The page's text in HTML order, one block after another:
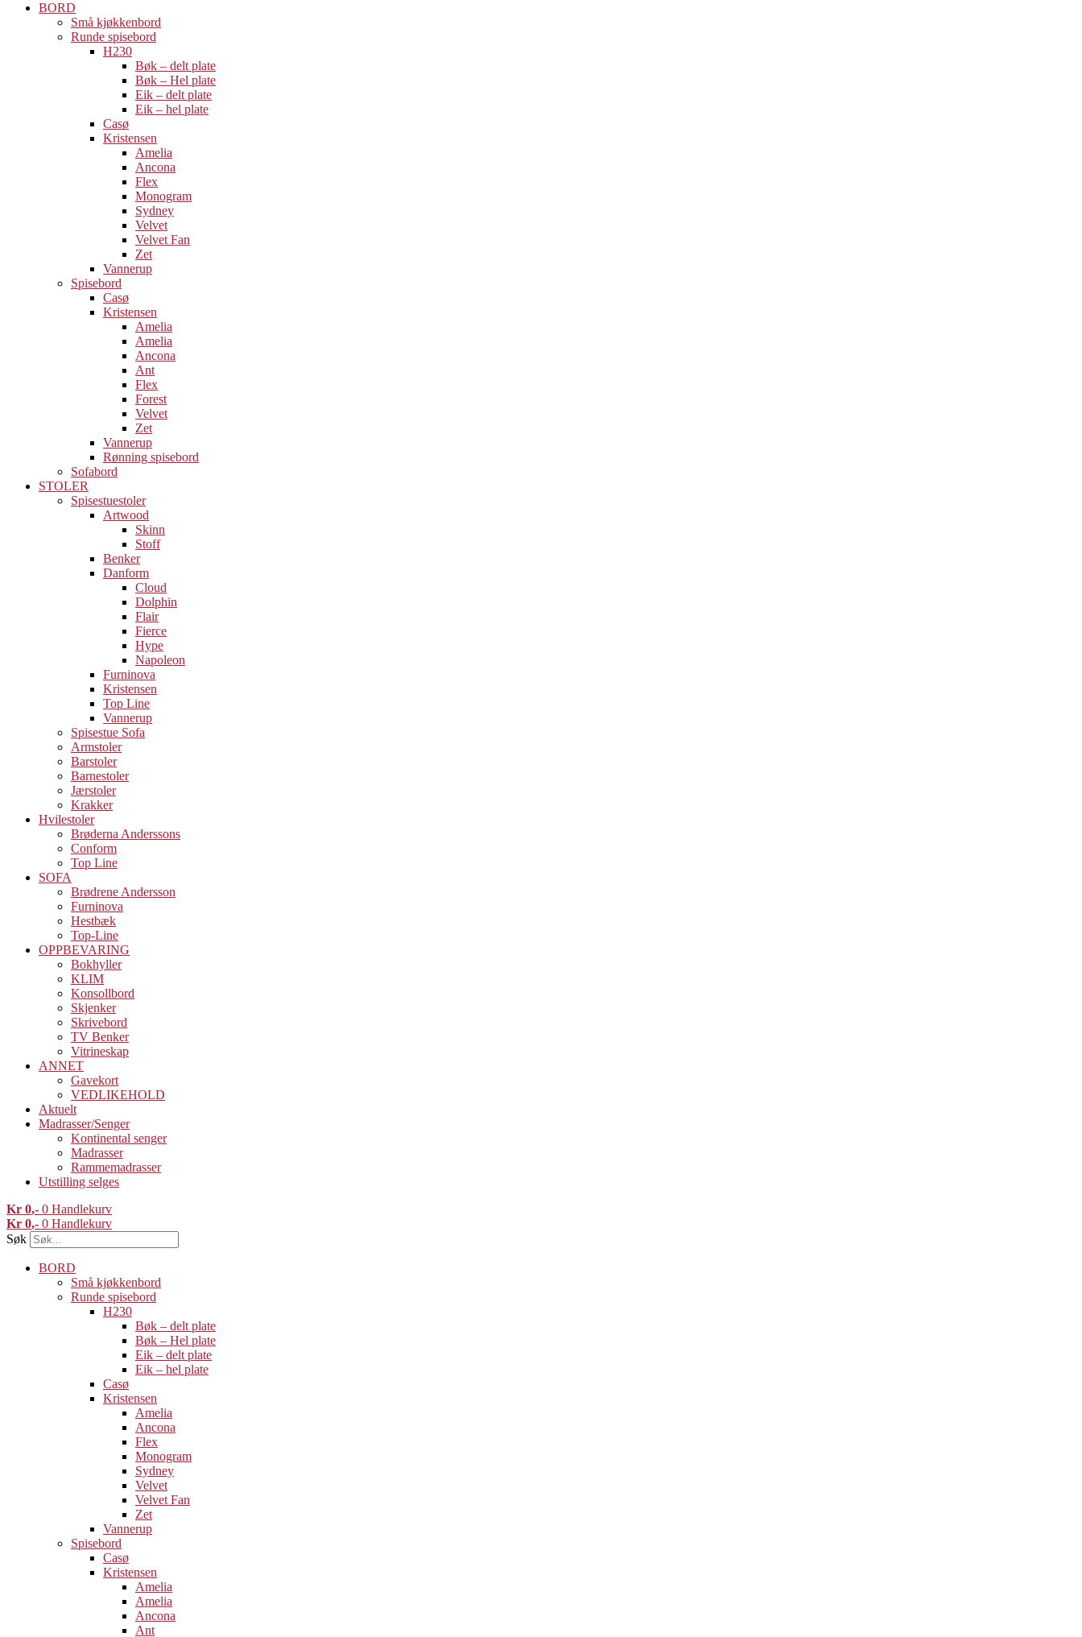
BORD
Små kjøkkenbord
Runde spisebord
H230
Bøk – delt plate
Bøk – Hel plate
Eik – delt plate
Eik – hel plate
Casø
Kristensen
Amelia
Ancona
Flex
Monogram
Sydney
Velvet
Velvet Fan
Zet
Vannerup
Spisebord
Casø
Kristensen
Amelia
Amelia
Ancona
Ant
Flex
Forest
Velvet
Zet
Vannerup
Rønning spisebord
Sofabord
STOLER
Spisestuestoler
Artwood
Skinn
Stoff
Benker
Danform
Cloud
Dolphin
Flair
Fierce
Hype
Napoleon
Furninova
Kristensen
Top Line
Vannerup
Spisestue Sofa
Armstoler
Barstoler
Barnestoler
Jærstoler
Krakker
Hvilestoler
Brøderna Anderssons
Conform
Top Line
SOFA
Brødrene Andersson
Furninova
Hestbæk
Top-Line
OPPBEVARING
Bokhyller
KLIM
Konsollbord
Skjenker
Skrivebord
TV Benker
Vitrineskap
ANNET
Gavekort
VEDLIKEHOLD
Aktuelt
Madrasser/Senger
Kontinental senger
Madrasser
Rammemadrasser
Utstilling selges
Kr 0 0 Handlekurv
Kr 0 0 Handlekurv
Søk
BORD
Små kjøkkenbord
Runde spisebord
H230
Bøk – delt plate
Bøk – Hel plate
Eik – delt plate
Eik – hel plate
Casø
Kristensen
Amelia
Ancona
Flex
Monogram
Sydney
Velvet
Velvet Fan
Zet
Vannerup
Spisebord
Casø
Kristensen
Amelia
Amelia
Ancona
Ant